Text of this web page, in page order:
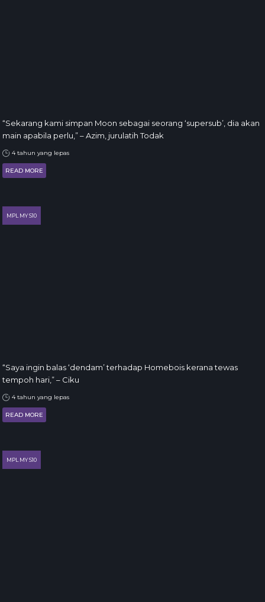
“Sekarang kami simpan Moon sebagai seorang ‘supersub’, dia akan
main apabila perlu,” – Azim, jurulatih Todak
4 tahun yang lepas
READ MORE
MPL MY S10
“Saya ingin balas ‘dendam’ terhadap Homebois kerana tewas
tempoh hari,” – Ciku
4 tahun yang lepas
READ MORE
MPL MY S10